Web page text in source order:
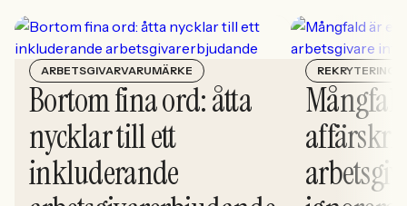
ARBETSGIVARVARUMÄRKE
Bortom fina ord: åtta
nycklar till ett
inkluderande
REKRYTERING